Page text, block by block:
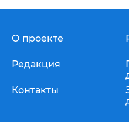
О проекте
Редакция
Контакты